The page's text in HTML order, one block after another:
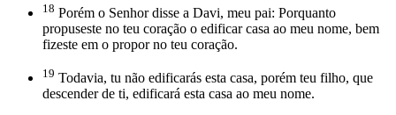
18 Porém o Senhor disse a Davi, meu pai: Porquanto
propuseste no teu coração o edificar casa ao meu nome, bem
fizeste em o propor no teu coração.
19 Todavia, tu não edificarás esta casa, porém teu filho, que
descender de ti, edificará esta casa ao meu nome.